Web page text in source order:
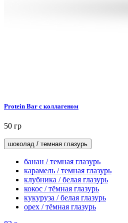
Protein Bar с коллагеном
50 гр
шоколад / темная глазурь
банан / темная глазурь
карамель / темная глазурь
клубника / белая глазурь
кокос / тёмная глазурь
кукуруза / белая глазурь
орех / тёмная глазурь